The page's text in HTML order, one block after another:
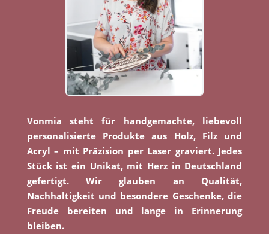
Vonmia steht für handgemachte, liebevoll
personalisierte Produkte aus Holz, Filz und
Acryl – mit Präzision per Laser graviert. Jedes
Stück ist ein Unikat, mit Herz in Deutschland
gefertigt. Wir glauben an Qualität,
Nachhaltigkeit und besondere Geschenke, die
Freude bereiten und lange in Erinnerung
bleiben.